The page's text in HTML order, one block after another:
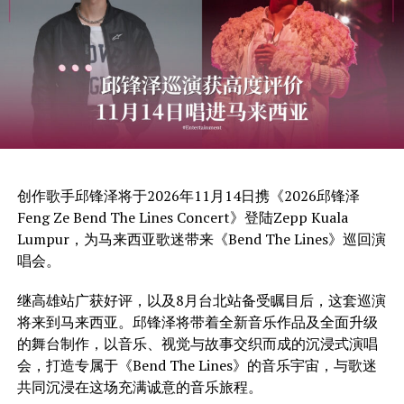
创作歌手邱锋泽将于2026年11月14日携《2026邱锋泽
Feng Ze Bend The Lines Concert》登陆Zepp Kuala
Lumpur，为马来西亚歌迷带来《Bend The Lines》巡回演
唱会。
继高雄站广获好评，以及8月台北站备受瞩目后，这套巡演
将来到马来西亚。邱锋泽将带着全新音乐作品及全面升级
的舞台制作，以音乐、视觉与故事交织而成的沉浸式演唱
会，打造专属于《Bend The Lines》的音乐宇宙，与歌迷
共同沉浸在这场充满诚意的音乐旅程。